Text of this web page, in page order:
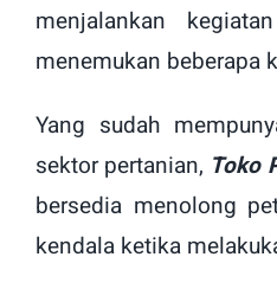
menjalankan
menemukan beberapa
Yang sudah
sektor pertanian, Toko
bersedia menolong
kendala ketika